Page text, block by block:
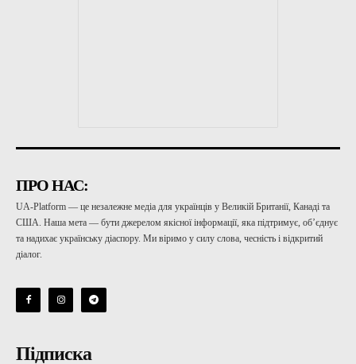
ПРО НАС:
UA-Platform — це незалежне медіа для українців у Великій Британії, Канаді та
США. Наша мета — бути джерелом якісної інформації, яка підтримує, об’єднує
та надихає українську діаспору. Ми віримо у силу слова, чесність і відкритий
діалог.
Підписка